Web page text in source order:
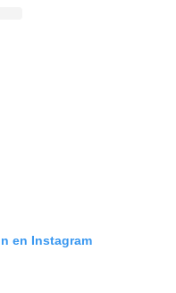
en Instagram